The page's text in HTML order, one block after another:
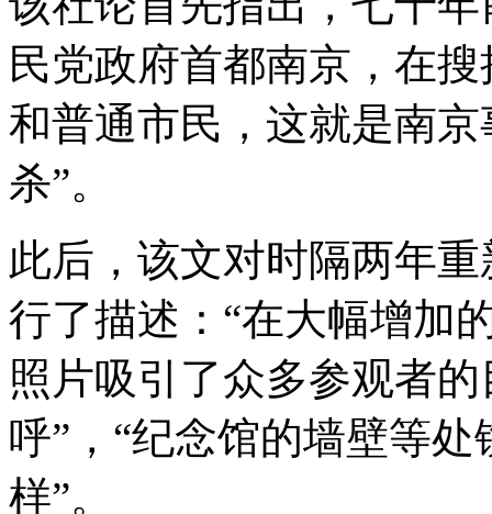
民党政府首都南京，在
和普通市民，这就是南
杀”。
此后，该文对时隔两年
行了描述：“在大幅增加
照片吸引了众多参观者
呼”，“纪念馆的墙壁等处
样”。